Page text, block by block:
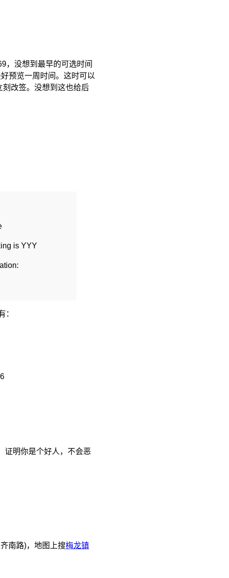
，没想到最早的可选时间
预览一周时间。这时可以
改签。没想到这也给后
is YYY
：
证明你是个好人，不会恶
南路)，地图上搜梅龙镇